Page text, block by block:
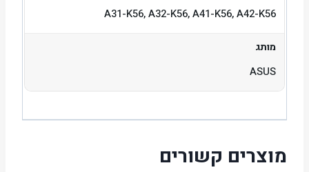
A31-K56, A32-K56, A41-K56, A42-K56
מותג
ASUS
מוצרים קשורים